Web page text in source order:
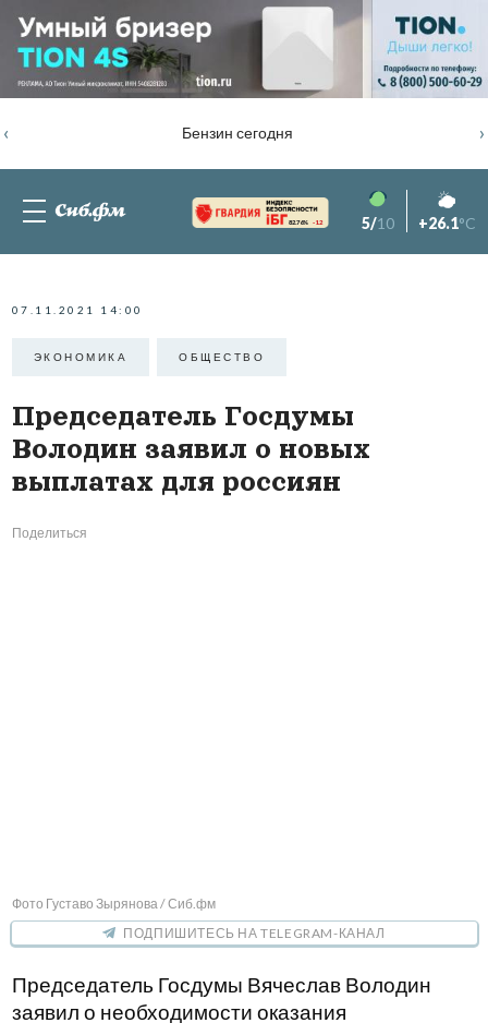
Бензин сегодня
‹ ›
82.76% -1.2 5/10 +26.1°C
07.11.2021 14:00
ЭКОНОМИКА ОБЩЕСТВО
Председатель Госдумы
Володин заявил о новых
выплатах для россиян
Поделиться
Фото Густаво Зырянова / Сиб.фм
ПОДПИШИТЕСЬ НА TELEGRAM-КАНАЛ
Председатель Госдумы Вячеслав Володин
заявил о необходимости оказания